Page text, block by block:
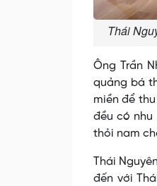
Thái
Ông Trần
quảng bá
miền để
đều có nhu
thỏi nam
Thái
đến với